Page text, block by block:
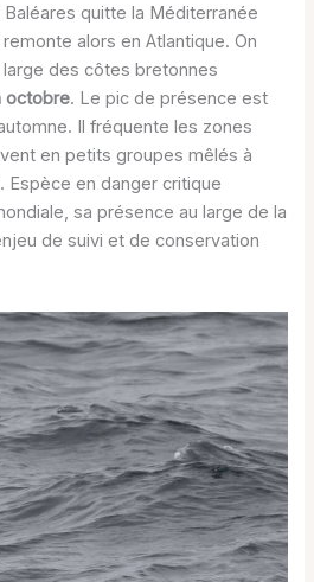
quitte la Méditerranée
alors en Atlantique. On
large des côtes bretonnes
octobre. Le pic de présence est
Il fréquente les zones
en petits groupes mêlés à
Espèce en danger critique
sa présence au large de la
de suivi et de conservation